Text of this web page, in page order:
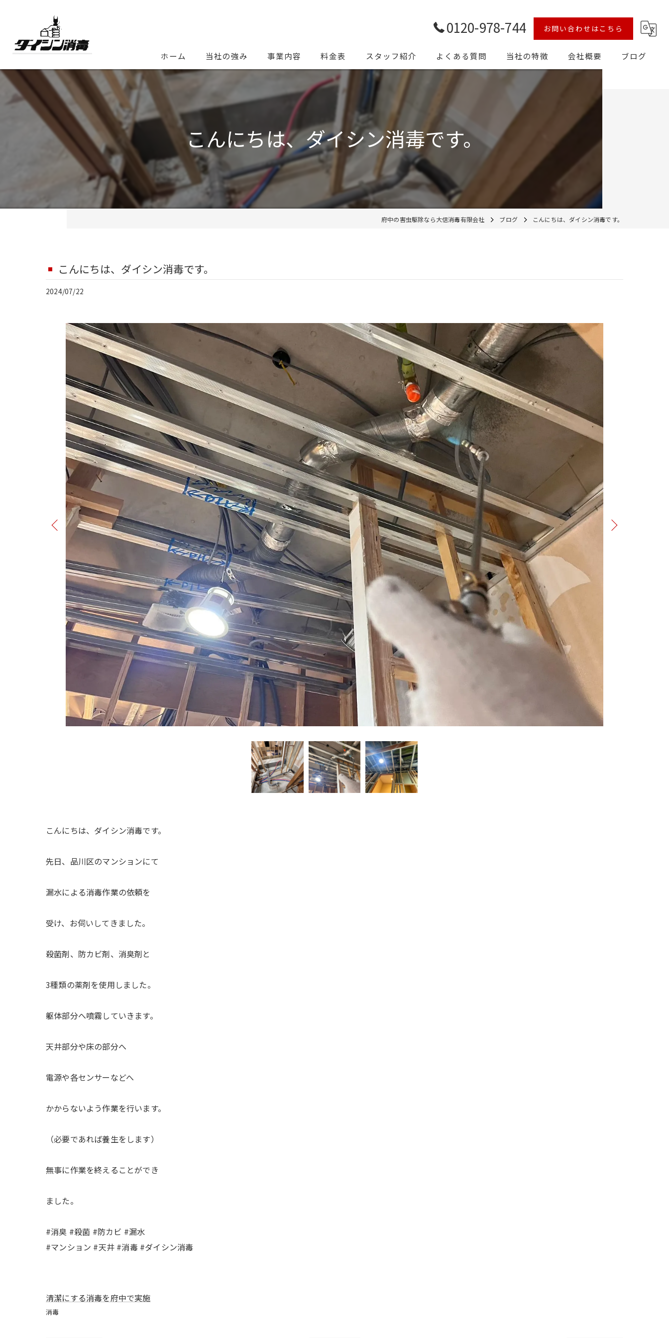
0120-978-744 お問い合わせはこちら
ホーム 当社の強み 事業内容 料金表 スタッフ紹介 よくある質問 当社の特徴
シロアリ
予防
消毒
会社概要 ブログ
こんにちは、ダイシン消毒です。
府中の害虫駆除なら大信消毒有限会社 ブログ こんにちは、ダイシン消毒です。
こんにちは、ダイシン消毒です。
2024/07/22
こんにちは、ダイシン消毒です。
先日、品川区のマンションにて
漏水による消毒作業の依頼を
受け、お伺いしてきました。
殺菌剤、防カビ剤、消臭剤と
3種類の薬剤を使用しました。
躯体部分へ噴霧していきます。
天井部分や床の部分へ
電源や各センサーなどへ
かからないよう作業を行います。
（必要であれば養生をします）
無事に作業を終えることができ
ました。
#消臭 #殺菌 #防カビ #漏水
#マンション #天井 #消毒 #ダイシン消毒
清潔にする消毒を府中で実施
消毒